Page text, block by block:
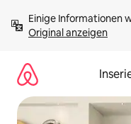
Inhalten
springenOriginal anzeigen